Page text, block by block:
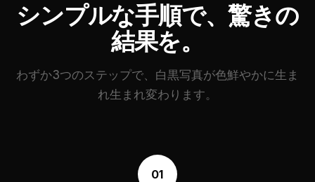
シンプルな手順で、驚きの
結果を。
わずか3つのステップで、白黒写真が色鮮やかに生ま
れ生まれ変わります。
01